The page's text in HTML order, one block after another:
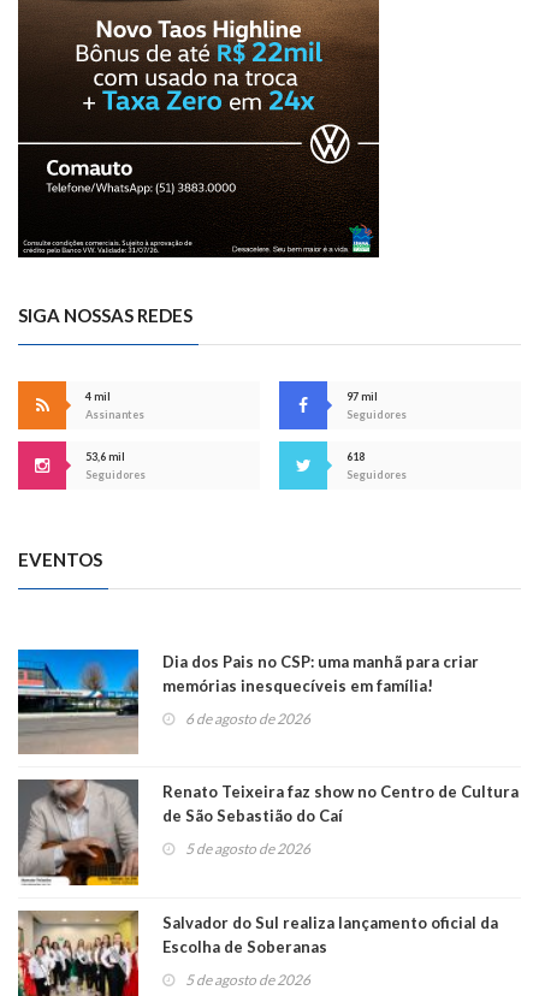
SIGA NOSSAS REDES
4 mil
Assinantes
97 mil
Seguidores
53,6 mil
Seguidores
618
Seguidores
EVENTOS
Dia dos Pais no CSP: uma manhã para criar
memórias inesquecíveis em família!
6 de agosto de 2026
Renato Teixeira faz show no Centro de Cultura
de São Sebastião do Caí
5 de agosto de 2026
Salvador do Sul realiza lançamento oficial da
Escolha de Soberanas
5 de agosto de 2026